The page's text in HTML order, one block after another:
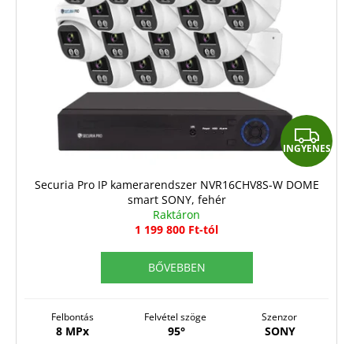
I
N
G
INGYENES
Securia Pro IP kamerarendszer NVR16CHV8S-W DOME
smart SONY, fehér
Raktáron
1 199 800 Ft-tól
BŐVEBBEN
Felbontás
8 MPx
Felvétel szöge
95°
Szenzor
SONY